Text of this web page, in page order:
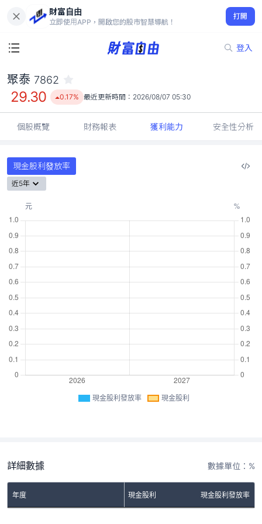
財富自由
立即使用APP，開啟您的股市智慧導航！
打開
登入
29.30
0.17%
聚泰 7862
29.30 0.17% 最近更新時間： 2026/08/07 05:30
個股概覽 財務報表 獲利能力 安全性分析
現金股利發放率
近5年
現金股利發放率 現金股利
詳細數據 數據單位：%
年度 現金股利 現金股利發放率